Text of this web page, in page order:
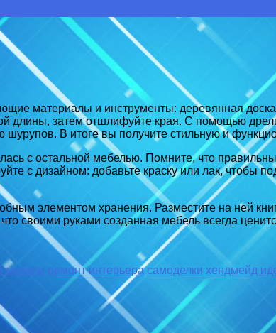
материалы и инструменты: деревянная
длины, затем отшлифуйте края. С помощью
В итоге вы получите стильную и
с остальной мебелью. Помните, что
с дизайном: добавьте краску или лак, чтобы
элементом хранения. Разместите на ней
своими руками созданная мебель всегда
мебели ремонт интерьера самоделки хендмейд